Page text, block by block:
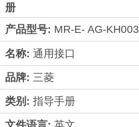
册
产品型号: MR-E- AG-KH003
名称: 通用接口
品牌: 三菱
类别: 指导手册